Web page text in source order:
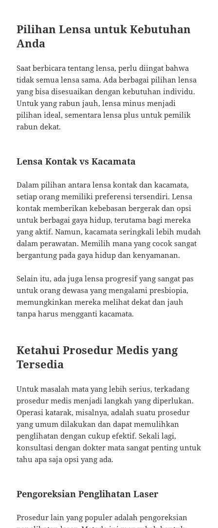
Pilihan Lensa untuk Kebutuhan
Anda
Saat berbicara tentang lensa, perlu diingat bahwa
tidak semua lensa sama. Ada berbagai pilihan lensa
yang bisa disesuaikan dengan kebutuhan individu.
Untuk yang rabun jauh, lensa minus menjadi
pilihan ideal, sementara lensa plus untuk pemilik
rabun dekat.
Lensa Kontak vs Kacamata
Dalam pilihan antara lensa kontak dan kacamata,
setiap orang memiliki preferensi tersendiri. Lensa
kontak memberikan kebebasan bergerak dan opsi
untuk berbagai gaya hidup, terutama bagi mereka
yang aktif. Namun, kacamata seringkali lebih mudah
dalam perawatan. Memilih mana yang cocok sangat
bergantung pada gaya hidup dan kenyamanan.
Selain itu, ada juga lensa progresif yang sangat pas
untuk orang dewasa yang mengalami presbiopia,
memungkinkan mereka melihat dekat dan jauh
tanpa harus mengganti kacamata.
Ketahui Prosedur Medis yang
Tersedia
Untuk masalah mata yang lebih serius, terkadang
prosedur medis menjadi langkah yang diperlukan.
Operasi katarak, misalnya, adalah suatu prosedur
yang umum dilakukan dan dapat memulihkan
penglihatan dengan cukup efektif. Sekali lagi,
konsultasi dengan dokter mata sangat penting untuk
tahu apa saja opsi yang ada.
Pengoreksian Penglihatan Laser
Prosedur lain yang populer adalah pengoreksian